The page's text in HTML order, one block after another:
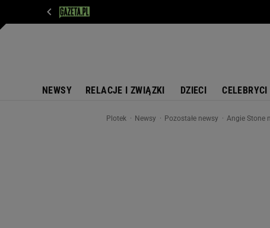
NEWSY RELACJE I ZWIĄZKI DZIECI CELEBRYCI
Plotek Newsy Pozostałe newsy Angie Stone